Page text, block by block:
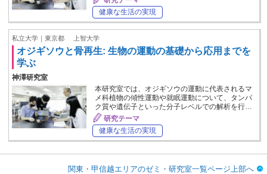
健康な生活の実現
私立大学｜東京都 上智大学
オジギソウと骨再生: 生物の運動の基礎から応用までを
学ぶ
神澤研究室
本研究室では、オジギソウの運動に代表されるマ
メ科植物の傾性運動や就眠運動について、タンパ
ク質や遺伝子といった分子レベルでの解析を行…
研究テーマ
健康な生活の実現
関東・甲信越エリアのゼミ・研究室一覧ページ上部へ